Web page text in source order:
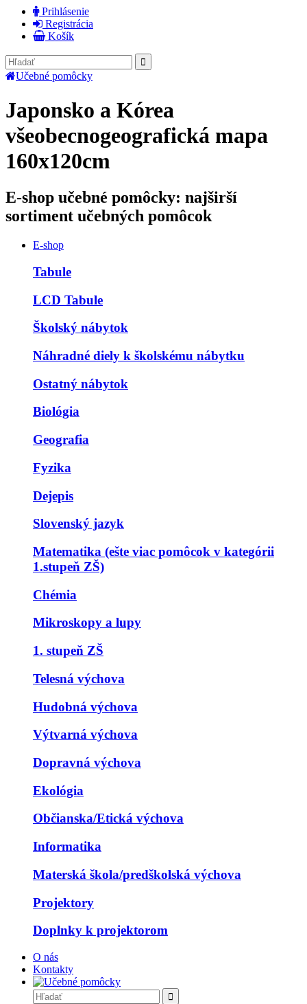
Prihlásenie
Registrácia
Košík
Učebné pomôcky
Japonsko a Kórea
všeobecnogeografická mapa
160x120cm
E-shop učebné pomôcky: najširší
sortiment učebných pomôcok
E-shop
Tabule
LCD Tabule
Školský nábytok
Náhradné diely k školskému nábytku
Ostatný nábytok
Biológia
Geografia
Fyzika
Dejepis
Slovenský jazyk
Matematika (ešte viac pomôcok v kategórii
1.stupeň ZŠ)
Chémia
Mikroskopy a lupy
1. stupeň ZŠ
Telesná výchova
Hudobná výchova
Výtvarná výchova
Dopravná výchova
Ekológia
Občianska/Etická výchova
Informatika
Materská škola/predškolská výchova
Projektory
Doplnky k projektorom
O nás
Kontakty